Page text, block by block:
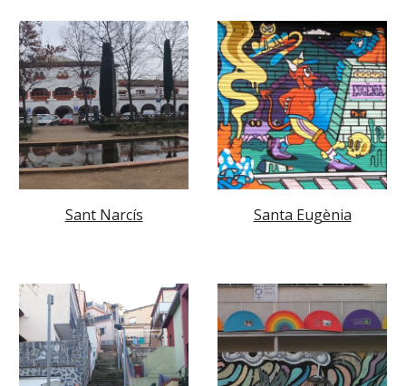
Sant Narcís Santa Eugènia